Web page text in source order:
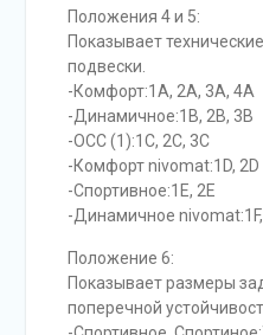
Положения 4 и 5:
Показывает
подвески.
-Комфорт:1A, 2A, 3A, 4A
-Динамичное:1B, 2B, 3B
-OCC (1):1C, 2C, 3C
-Комфорт nivomat:1D, 2D
-Спортивное:1E, 2E
-Динамичное nivomat:1F,
Положение 6:
Показывает размеры
поперечной